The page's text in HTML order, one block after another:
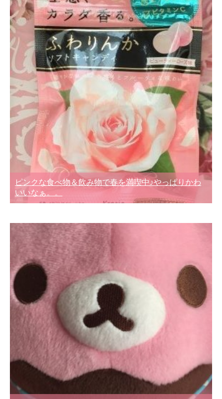
ピンクな食べ物＆飲み物で春を満喫中♪やっぱりかわ
いいなぁ。。